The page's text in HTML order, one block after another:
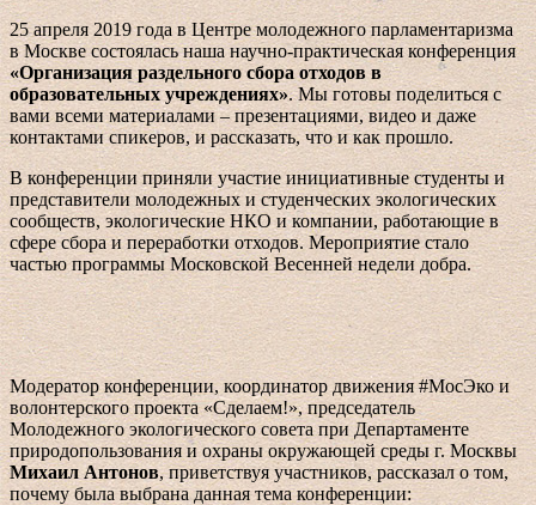
25 апреля 2019 года в Центре молодежного парламентаризма
в Москве состоялась наша научно-практическая конференция
«Организация раздельного сбора отходов в
образовательных учреждениях». Мы готовы поделиться с
вами всеми материалами – презентациями, видео и даже
контактами спикеров, и рассказать, что и как прошло.
В конференции приняли участие инициативные студенты и
представители молодежных и студенческих экологических
сообществ, экологические НКО и компании, работающие в
сфере сбора и переработки отходов. Мероприятие стало
частью программы Московской Весенней недели добра.
Модератор конференции, координатор движения #МосЭко и
волонтерского проекта «Сделаем!», председатель
Молодежного экологического совета при Департаменте
природопользования и охраны окружающей среды г. Москвы
Михаил Антонов, приветствуя участников, рассказал о том,
почему была выбрана данная тема конференции: